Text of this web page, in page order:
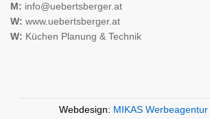
M: info@uebertsberger.at
W: www.uebertsberger.at
W: Küchen Planung & Technik
Webdesign: MIKAS